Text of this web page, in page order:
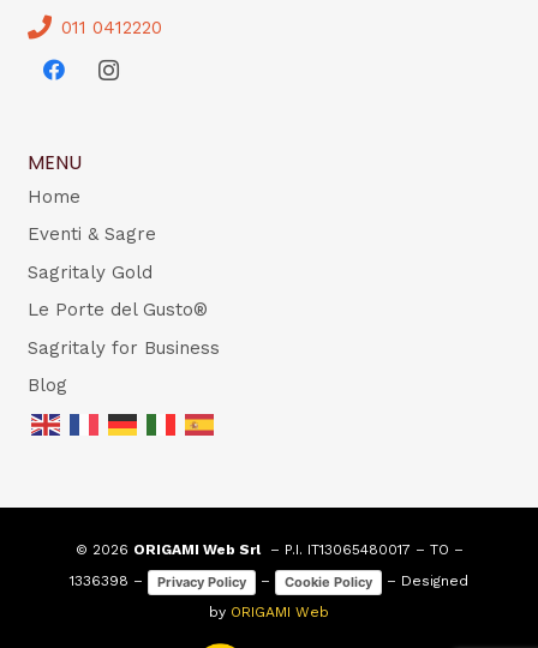
011 0412220
MENU
Home
Eventi & Sagre
Sagritaly Gold
Le Porte del Gusto®
Sagritaly for Business
Blog
© 2026 ORIGAMI Web Srl– P.I. IT13065480017 – TO –
1336398 –
Privacy Policy – Cookie Policy
– Designed
by ORIGAMI Web